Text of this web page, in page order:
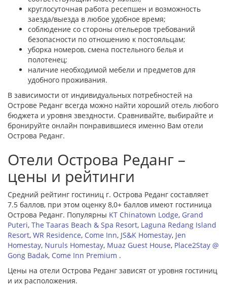
круглосуточная работа ресепшен и возможность
заезда/выезда в любое удобное время;
соблюдение со стороны отельеров требований
безопасности по отношению к постояльцам;
уборка номеров, смена постельного белья и
полотенец;
наличие необходимой мебели и предметов для
удобного проживания.
В зависимости от индивидуальных потребностей на
Острове Реданг всегда можно найти хороший отель любого
бюджета и уровня звездности. Сравнивайте, выбирайте и
бронируйте онлайн понравившиеся именно Вам отели
Острова Реданг.
Отели Острова Реданг –
цены и рейтинги
Средний рейтинг гостиниц г. Острова Реданг составляет
7.5 баллов, при этом оценку 8,0+ баллов имеют гостиница
Острова Реданг. Популярны KT Chinatown Lodge, Grand
Puteri, The Taaras Beach & Spa Resort, Laguna Redang Island
Resort, WR Residence, Come Inn, JS&K Homestay, Jen
Homestay, Nuruls Homestay, Muaz Guest House, Place2Stay @
Gong Badak, Come Inn Premium .
Цены на отели Острова Реданг зависят от уровня гостиниц
и их расположения.